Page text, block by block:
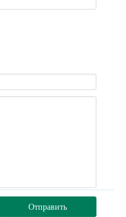
Отправить